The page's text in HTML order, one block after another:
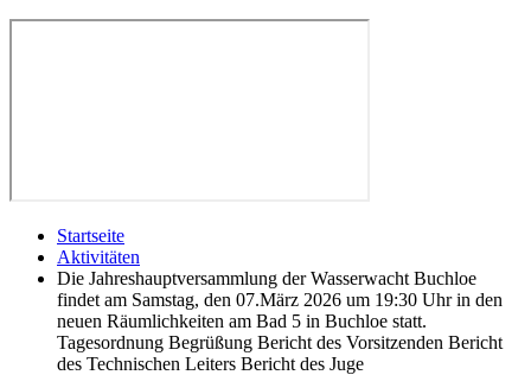
Startseite
Aktivitäten
Die Jahreshauptversammlung der Wasserwacht Buchloe
findet am Samstag, den 07.März 2026 um 19:30 Uhr in den
neuen Räumlichkeiten am Bad 5 in Buchloe statt.
Tagesordnung Begrüßung Bericht des Vorsitzenden Bericht
des Technischen Leiters Bericht des Juge